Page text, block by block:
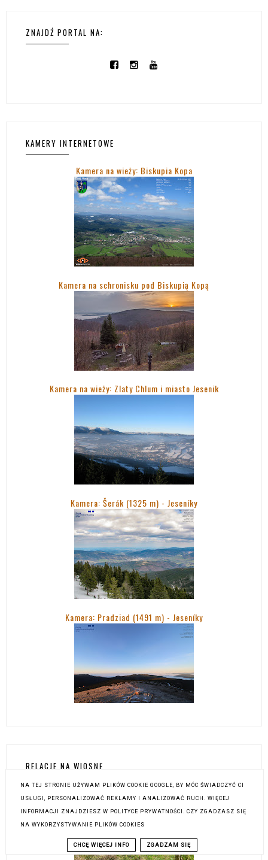
ZNAJDŹ PORTAL NA:
KAMERY INTERNETOWE
Kamera na wieży: Biskupia Kopa
Kamera na schronisku pod Biskupią Kopą
Kamera na wieży: Zlaty Chlum i miasto Jesenik
Kamera: Šerák (1325 m) - Jeseníky
Kamera: Pradziad (1491 m) - Jeseníky
RELACJE NA WIOSNĘ
Wyrypa śladem Korony PK Góry Opawskie
NA TEJ STRONIE UŻYWAM PLIKÓW COOKIE GOOGLE, BY MÓC ŚWIADCZYĆ CI
USŁUGI, PERSONALIZOWAĆ REKLAMY I ANALIZOWAĆ RUCH. WIĘCEJ
INFORMACJI ZNAJDZIESZ W POLITYCE PRYWATNOŚCI. CZY ZGADZASZ SIĘ
NA WYKORZYSTYWANIE PLIKÓW COOKIES
CHCĘ WIĘCEJ INFO ZGADZAM SIĘ